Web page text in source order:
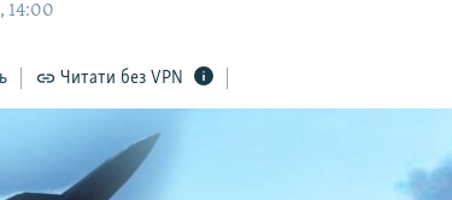
14:00
Читати без VPN